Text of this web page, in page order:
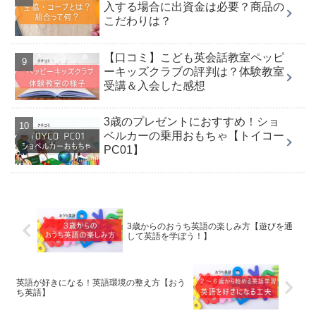
入する場合に出資金は必要？商品の
こだわりは？
【口コミ】こども英会話教室ペッピ
ーキッズクラブの評判は？体験教室
受講＆入会した感想
3歳のプレゼントにおすすめ！ショ
ベルカーの乗用おもちゃ【トイコー
PC01】
3歳からのおうち英語の楽しみ方【遊びを通
して英語を学ぼう！】
英語が好きになる！英語環境の整え方【おう
ち英語】